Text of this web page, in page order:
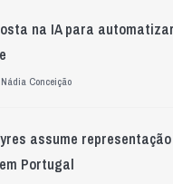
na IA para
Nádia Conceição
assume
Portugal